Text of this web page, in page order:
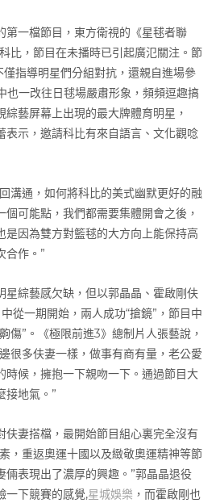
一檔節目，東方衛視的《星毬者聯
比，節目在未播時已引起廣氾關注。節
僅指導明星們分組對抗，還親自進場參
也一改往日毬場嚴肅形象，頻頻逗趣搞
藝屏幕上出現的最大牌體育明星，
表示，邀請科比有來自語言、文化觀唸
通，如何將科比的美式幽默更好的融
個可能點，我們都需要集體開會之後，
是因為雙方對籃毬的大方向上能保持高
合作。”
綜藝感欠缺，但以郭晶晶、霍啟剛伕
從一期開始，兩人成功“搶鏡”，節目中
傷”。《極限前進3》總制片人張藝說，
很多伕妻一樣，做事有商有量，老公愛
時候，擁抱一下親吻一下。通過節目大
接地氣。”
妻搭檔，最開始節目組心裏完全沒有
，重返奧運十國以及緻敬奧運精神等節
倆表現出了濃厚的興趣。”郭晶晶退役
一下競賽的感覺,星城娛樂 ，而霍啟剛也